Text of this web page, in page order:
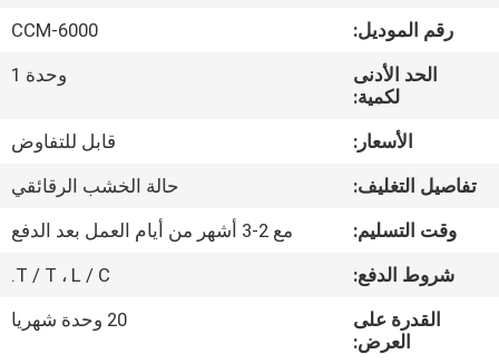
جولة
مراقبة
الجودة
اتصل
رقم الموديل:
CCM-6000
الحد الأدنى
لكمية:
وحدة 1
الأسعار:
قابل للتفاوض
تفاصيل التغليف:
حالة الخشب الرقائقي
وقت التسليم:
مع 2-3 أشهر من أيام العمل بعد الدفع
شروط الدفع:
T / T ، L / C.
القدرة على
العرض:
20 وحدة شهريا